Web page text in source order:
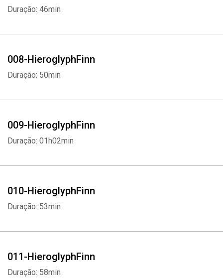
Duração: 46min
008-HieroglyphFinn
Duração: 50min
009-HieroglyphFinn
Duração: 01h02min
010-HieroglyphFinn
Duração: 53min
011-HieroglyphFinn
Duração: 58min